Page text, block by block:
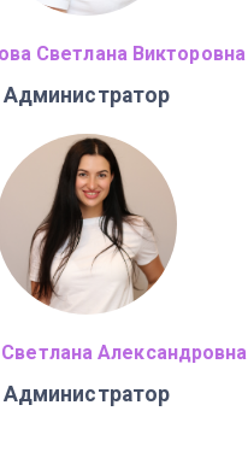
Светлана Викторовна
Администратор
Александровна
Администратор